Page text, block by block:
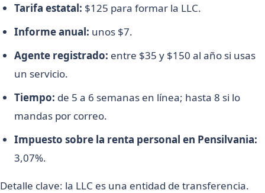
Tarifa estatal: $125 para formar la LLC.
Informe anual: unos $7.
Agente registrado: entre $35 y $150 al año si usas
un servicio.
Tiempo: de 5 a 6 semanas en línea; hasta 8 si lo
mandas por correo.
Impuesto sobre la renta personal en Pensilvania:
3,07%.
Detalle clave: la LLC es una entidad de transferencia.